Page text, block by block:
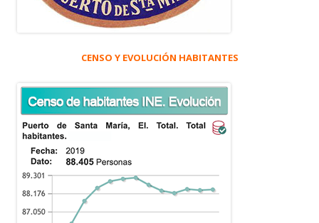
CENSO Y EVOLUCIÓN HABITANTES